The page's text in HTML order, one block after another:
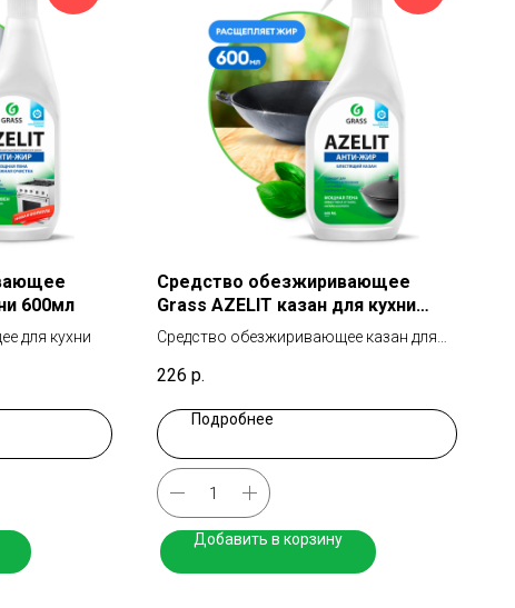
600мл
для кухни
Средство обезжиривающее
Grass AZELIT казан для кухни
600мл
Средство обезжиривающее казан для
226 р.
Подробнее
Добавить в корзину